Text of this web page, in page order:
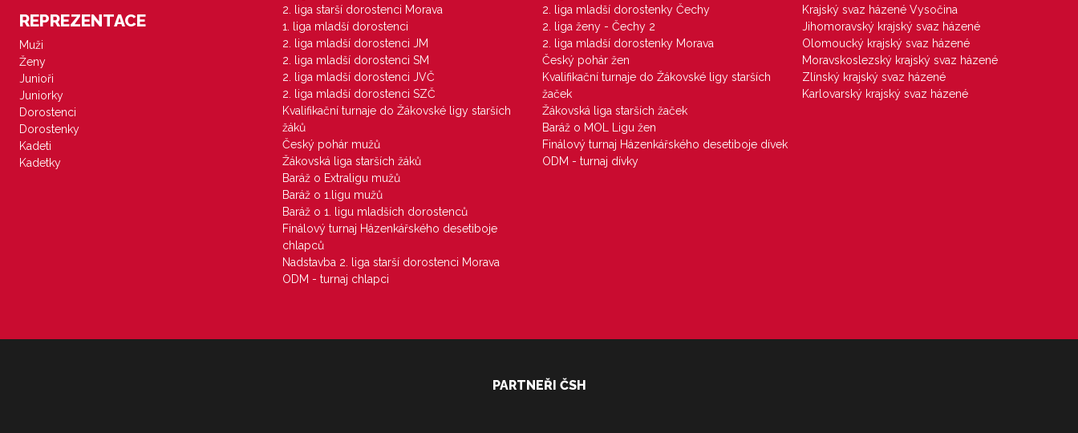
REPREZENTACE
Muži
Ženy
Junioři
Juniorky
Dorostenci
Dorostenky
Kadeti
Kadetky
2. liga starší dorostenci Morava
1. liga mladší dorostenci
2. liga mladší dorostenci JM
2. liga mladší dorostenci SM
2. liga mladší dorostenci JVČ
2. liga mladší dorostenci SZČ
Kvalifikační turnaje do Žákovské ligy starších
žáků
Český pohár mužů
Žákovská liga starších žáků
Baráž o Extraligu mužů
Baráž o 1.ligu mužů
Baráž o 1. ligu mladších dorostenců
Finálový turnaj Házenkářského desetiboje
chlapců
Nadstavba 2. liga starší dorostenci Morava
ODM - turnaj chlapci
2. liga mladší dorostenky Čechy
2. liga ženy - Čechy 2
2. liga mladší dorostenky Morava
Český pohár žen
Kvalifikační turnaje do Žákovské ligy starších
žaček
Žákovská liga starších žaček
Baráž o MOL Ligu žen
Finálový turnaj Házenkářského desetiboje dívek
ODM - turnaj dívky
Krajský svaz házené Vysočina
Jihomoravský krajský svaz házené
Olomoucký krajský svaz házené
Moravskoslezský krajský svaz házené
Zlínský krajský svaz házené
Karlovarský krajský svaz házené
PARTNEŘI ČSH